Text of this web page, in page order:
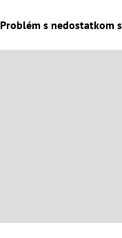
Problém s nedostatkom